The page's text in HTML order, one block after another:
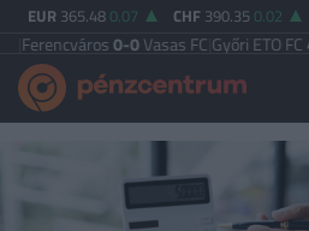
EUR 365.48 0.07 CHF 390.35 0.02
0-0Vasas FC|Győri ETO FC4-0